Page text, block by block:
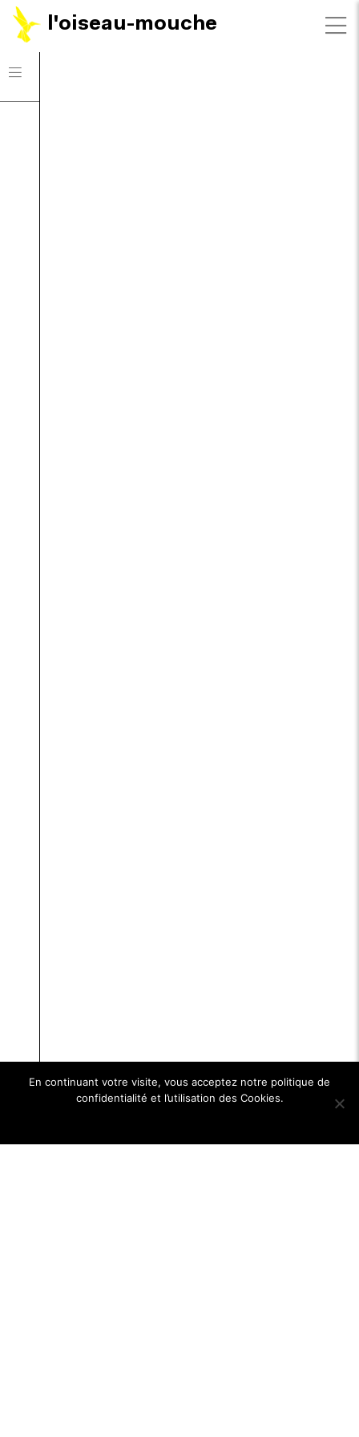
l'oiseau-mouche
En continuant votre visite, vous acceptez notre politique de
confidentialité et l’utilisation des Cookies.